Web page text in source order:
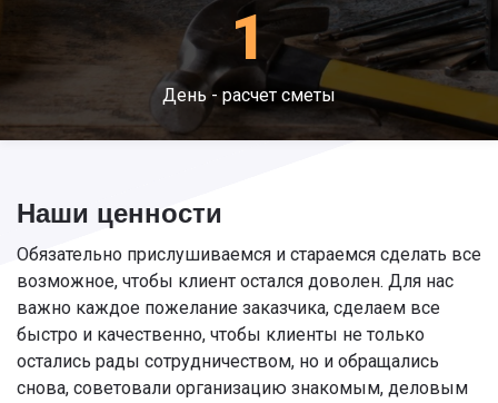
1
День - расчет сметы
Наши ценности
Обязательно прислушиваемся и стараемся сделать все
возможное, чтобы клиент остался доволен. Для нас
важно каждое пожелание заказчика, сделаем все
быстро и качественно, чтобы клиенты не только
остались рады сотрудничеством, но и обращались
снова, советовали организацию знакомым, деловым